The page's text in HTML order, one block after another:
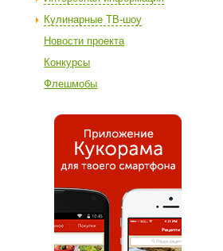
Кулинарные ТВ-шоу
Новости проекта
Конкурсы
Флешмобы